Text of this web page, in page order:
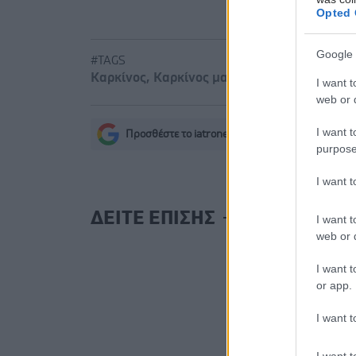
Opted
Google
I want
web or
I want
I want
I want
web or
I want
or app.
I want
#TAGS
Καρκίνος, Καρκίνος μαστού
Προσθέστε το iatronet.gr στο Discover
ΔΕΙΤΕ ΕΠΙΣΗΣ